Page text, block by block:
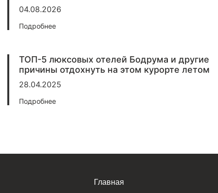
04.08.2026
Подробнее
ТОП-5 люксовых отелей Бодрума и другие
причины отдохнуть на этом курорте летом
28.04.2025
Подробнее
Главная